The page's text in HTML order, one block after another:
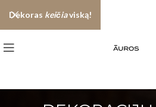
Dekoras keičiaviską!